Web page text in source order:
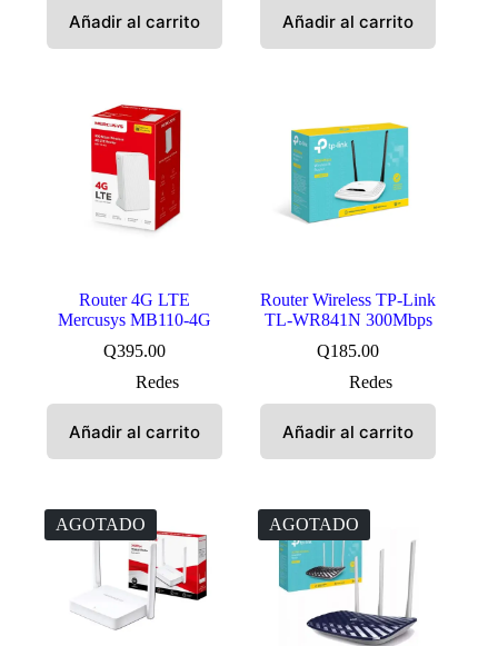
Q489.00.
Q435.00.
Añadir al carrito Añadir al carrito
Router 4G LTE
Mercusys MB110-4G
Q395.00
Redes
Añadir al carrito
Router Wireless TP-Link
TL-WR841N 300Mbps
Q185.00
Redes
Añadir al carrito
AGOTADO AGOTADO